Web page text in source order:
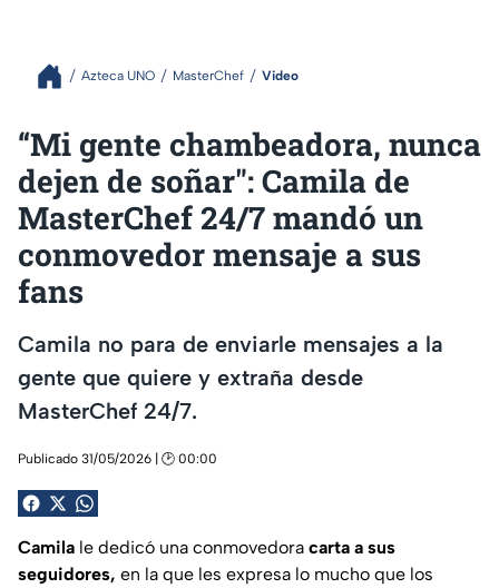
Azteca UNO MasterChef Video
“Mi gente chambeadora, nunca
dejen de soñar": Camila de
MasterChef 24/7 mandó un
conmovedor mensaje a sus
fans
Camila no para de enviarle mensajes a la
gente que quiere y extraña desde
MasterChef 24/7.
Publicado 31/05/2026 | 🕑 00:00
Camila le dedicó una conmovedora carta a sus
seguidores, en la que les expresa lo mucho que los